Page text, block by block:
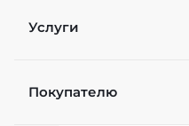
Услуги
Персонификация
Покупателю